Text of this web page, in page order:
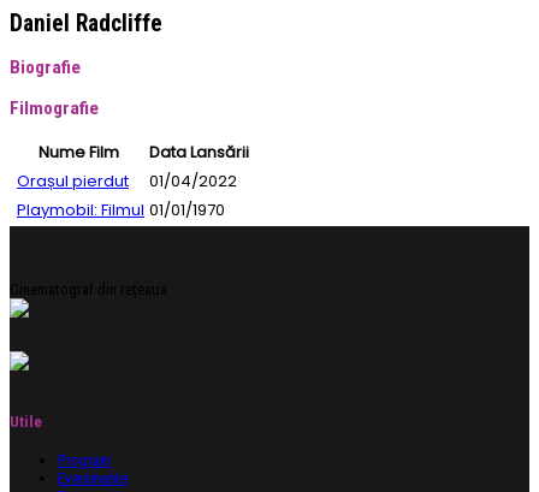
Daniel Radcliffe
Biografie
Filmografie
Nume Film
Data Lansării
Orașul pierdut
01/04/2022
Playmobil: Filmul 01/01/1970
Cinematograf din rețeaua
Utile
Program
Evenimente